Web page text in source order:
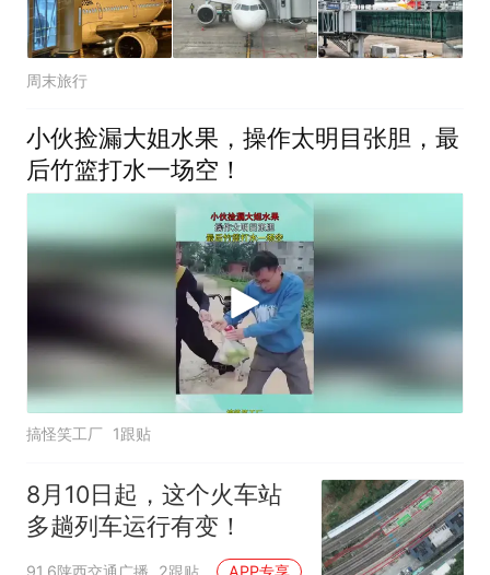
周末旅行
小伙捡漏大姐水果，操作太明目张胆，最
后竹篮打水一场空！
搞怪笑工厂 1跟贴
8月10日起，这个火车站
多趟列车运行有变！
91.6陕西交通广播